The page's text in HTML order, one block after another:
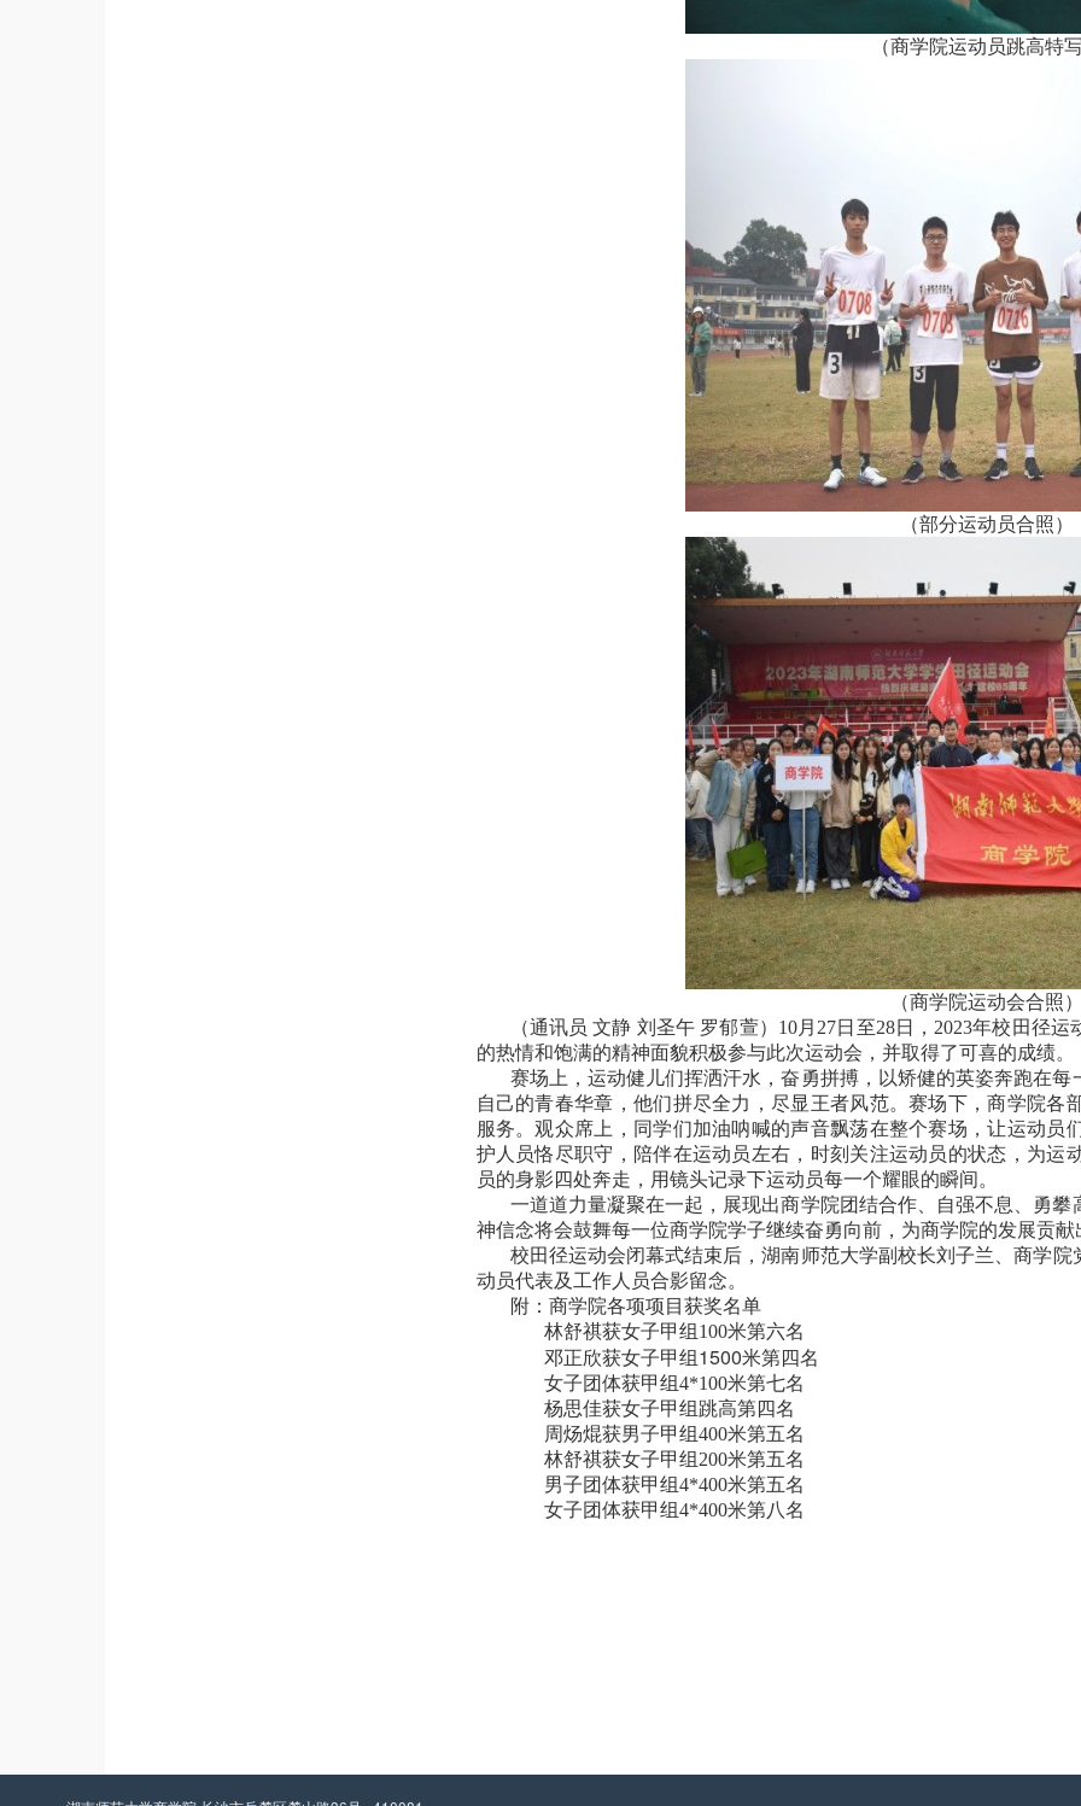
（商学院运动员跳高特
（部分运动员合照）
（商学院运动会合照
（通讯员 文静 刘圣午 罗郁萱） 10月27日至28日，2023年校田径运
的热情和饱满的精神面貌积极参与此次运动会，并取得了可喜的成绩。
赛场上，运动健儿们挥洒汗水，奋勇拼搏，以矫健的英姿奔跑在
自己的青春华章，他们拼尽全力，尽显王者风范。赛场下，商学院各
服务。观众席上，同学们加油呐喊的声音飘荡在整个赛场，让运动员
护人员恪尽职守，陪伴在运动员左右，时刻关注运动员的状态，为运
员的身影四处奔走，用镜头记录下运动员每一个耀眼的瞬间。
一道道力量凝聚在一起，展现出商学院团结合作、自强不息、勇
神信念将会鼓舞每一位商学院学子继续奋勇向前，为商学院的发展贡
校田径运动会闭幕式结束后，湖南师范大学副校长刘子兰、商学院
动员代表及工作人员合影留念。
附：商学院各项项目获奖名单
林舒祺获女子甲组 100米第六名
邓正欣获女子甲组 1500米第四名
女子团体获甲组4*100米第七名
杨思佳获女子甲组跳高第四名
周炀焜获男子甲组400米第五名
林舒祺获女子甲组 200米第五名
男子团体获甲组4*400米第五名
女子团体获甲组4*400米第八名